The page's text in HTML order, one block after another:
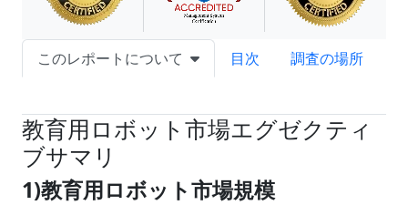
このレポートについて 目次
調査の場所
教育用ロボット市場エグゼクティ
ブサマリ
1)教育用ロボット市場規模